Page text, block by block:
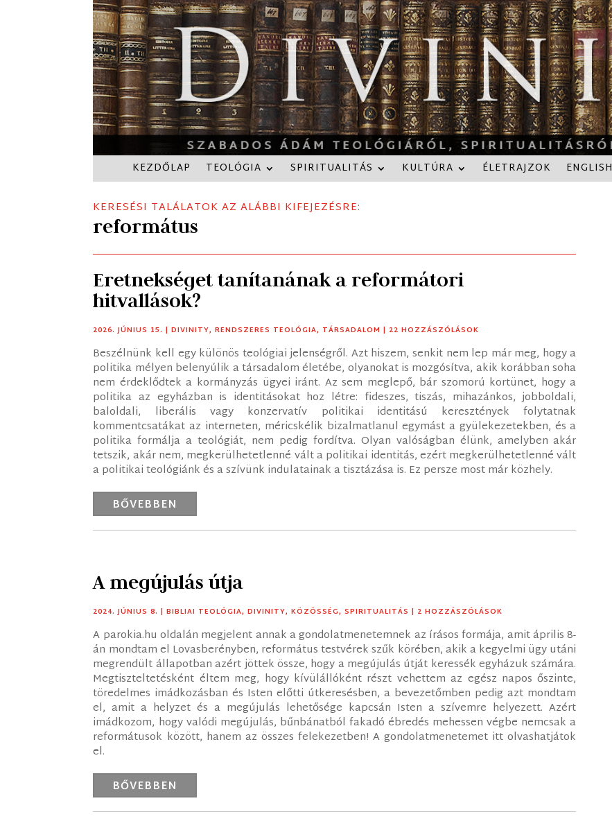
KEZDŐLAP TEOLÓGIA SPIRITUALITÁS KULTÚRA ÉLETRAJZOK ENGLISH
KERESÉSI TALÁLATOK AZ ALÁBBI KIFEJEZÉSRE:
református
Eretnekséget tanítanának a reformátori
hitvallások?
2026. JÚNIUS 15. |DIVINITY,RENDSZERES TEOLÓGIA, TÁRSADALOM | 22 HOZZÁSZÓLÁSOK
Beszélnünk kell egy különös teológiai jelenségről. Azt hiszem, senkit nem lep már meg, hogy a
politika mélyen belenyúlik a társadalom életébe, olyanokat is mozgósítva, akik korábban soha
nem érdeklődtek a kormányzás ügyei iránt. Az sem meglepő, bár szomorú kortünet, hogy a
politika az egyházban is identitásokat hoz létre: fideszes, tiszás, mihazánkos, jobboldali,
baloldali, liberális vagy konzervatív politikai identitású keresztények folytatnak
kommentcsatákat az interneten, méricskélik bizalmatlanul egymást a gyülekezetekben, és a
politika formálja a teológiát, nem pedig fordítva. Olyan valóságban élünk, amelyben akár
tetszik, akár nem, megkerülhetetlenné vált a politikai identitás, ezért megkerülhetetlenné vált
a politikai teológiánk és a szívünk indulatainak a tisztázása is. Ez persze most már közhely.
BŐVEBBEN
A megújulás útja
2024. JÚNIUS 8. |BIBLIAI TEOLÓGIA,DIVINITY,KÖZÖSSÉG,SPIRITUALITÁS | 2 HOZZÁSZÓLÁSOK
A parokia.hu oldalán megjelent annak a gondolatmenetemnek az írásos formája, amit április 8-
án mondtam el Lovasberényben, református testvérek szűk körében, akik a kegyelmi ügy utáni
megrendült állapotban azért jöttek össze, hogy a megújulás útját keressék egyházuk számára.
Megtiszteltetésként éltem meg, hogy kívülállóként részt vehettem az egész napos őszinte,
töredelmes imádkozásban és Isten előtti útkeresésben, a bevezetőmben pedig azt mondtam
el, amit a helyzet és a megújulás lehetősége kapcsán Isten a szívemre helyezett. Azért
imádkozom, hogy valódi megújulás, bűnbánatból fakadó ébredés mehessen végbe nemcsak a
reformátusok között, hanem az összes felekezetben! A gondolatmenetemet itt olvashatjátok
el.
BŐVEBBEN